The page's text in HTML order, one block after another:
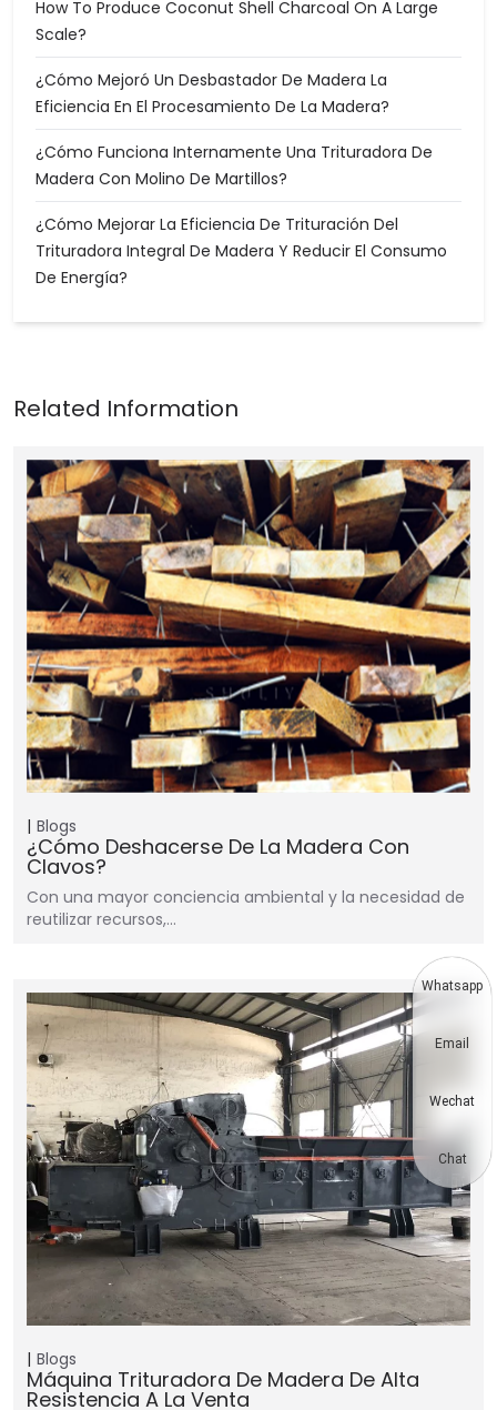
How To Produce Coconut Shell Charcoal On A Large
Scale?
¿Cómo Mejoró Un Desbastador De Madera La
Eficiencia En El Procesamiento De La Madera?
¿Cómo Funciona Internamente Una Trituradora De
Madera Con Molino De Martillos?
¿Cómo Mejorar La Eficiencia De Trituración Del
Trituradora Integral De Madera Y Reducir El Consumo
De Energía?
Blogs
¿Cómo Deshacerse De La Madera Con
Clavos?
Con una mayor conciencia ambiental y la necesidad de
reutilizar recursos,…
Blogs
Máquina Trituradora De Madera De Alta
Resistencia A La Venta
Whatsapp
Email
Wechat
Chat